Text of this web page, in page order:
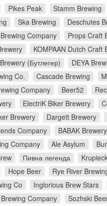
Pikes Peak Stamm Brewing
Ska Brewing Deschutes
Company
Props Craft
KOMPAAN Dutch Craft
(Бутлегер)
DEYA
Co.
Cascade Brewing
Company
Beer52
ElectriK Biker Brewery
Brewery
Dargett Brewery
Company BABAK Brewery
Company
Ale Asylum
Пивна легенда
Hope Beer Rye River
Co
Inglorious Brew Stars
Company
Sozhski